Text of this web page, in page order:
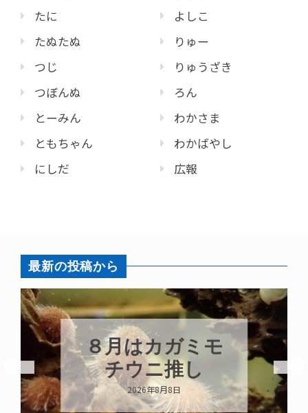
たに
たぬたぬ
つじ
つぼんぬ
とーみん
ともちゃん
にしだ
よしこ
りゅー
りゅうざき
ろん
わかさま
わかばやし
広報
最新の投稿から
新発売！いちこ
キーホルダー
2026年8月8日